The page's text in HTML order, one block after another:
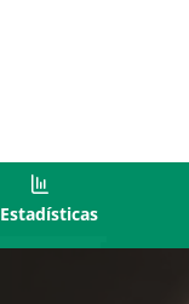
Estadísticas